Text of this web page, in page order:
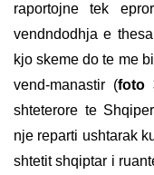
raportojne tek
vendndodhja e
kjo skeme do te me
vend-manastir (foto
shteterore te
nje reparti ushtarak
shtetit shqiptar i